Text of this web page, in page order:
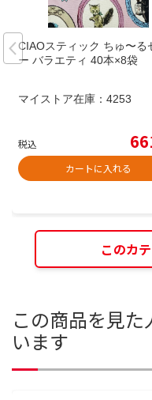
CIAOスティック ちゅ〜る
ー バラエティ 40本×8袋
マイストア在庫： 4253
税込
カートに入れる
このカ
この商品を見
います